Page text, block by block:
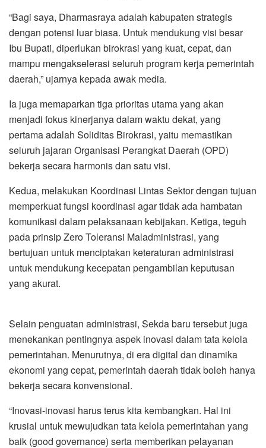
​“Bagi saya, Dharmasraya adalah kabupaten strategis
dengan potensi luar biasa. Untuk mendukung visi besar
Ibu Bupati, diperlukan birokrasi yang kuat, cepat, dan
mampu mengakselerasi seluruh program kerja pemerintah
daerah,” ujarnya kepada awak media.
​Ia juga memaparkan tiga prioritas utama yang akan
menjadi fokus kinerjanya dalam waktu dekat, yang
pertama adalah ​Soliditas Birokrasi, yaitu memastikan
seluruh jajaran Organisasi Perangkat Daerah (OPD)
bekerja secara harmonis dan satu visi.
Kedua, melakukan ​Koordinasi Lintas Sektor dengan tujuan
memperkuat fungsi koordinasi agar tidak ada hambatan
komunikasi dalam pelaksanaan kebijakan. Ketiga, teguh
pada prinsip ​Zero Toleransi Maladministrasi, yang
bertujuan untuk menciptakan keteraturan administrasi
untuk mendukung kecepatan pengambilan keputusan
yang akurat.
​Selain penguatan administrasi, Sekda baru tersebut juga
menekankan pentingnya aspek inovasi dalam tata kelola
pemerintahan. Menurutnya, di era digital dan dinamika
ekonomi yang cepat, pemerintah daerah tidak boleh hanya
bekerja secara konvensional.
​“Inovasi-inovasi harus terus kita kembangkan. Hal ini
krusial untuk mewujudkan tata kelola pemerintahan yang
baik (good governance) serta memberikan pelayanan